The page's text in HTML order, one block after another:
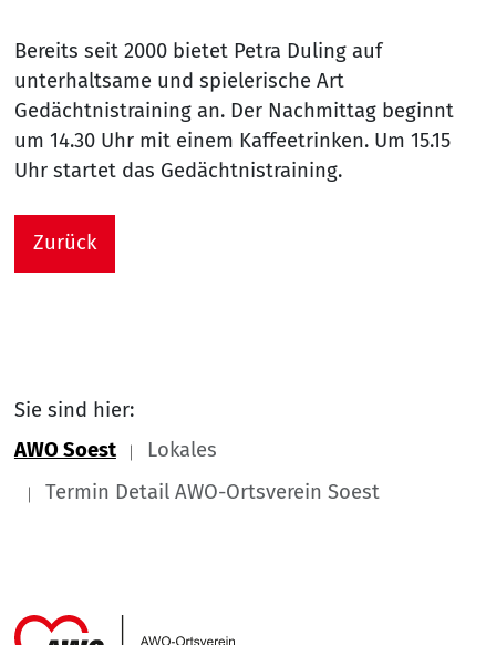
Bereits seit 2000 bietet Petra Duling auf
unterhaltsame und spielerische Art
Gedächtnistraining an. Der Nachmittag beginnt
um 14.30 Uhr mit einem Kaffeetrinken. Um 15.15
Uhr startet das Gedächtnistraining.
Zurück
Sie sind hier:
AWO Soest
Lokales
Termin Detail AWO-Ortsverein Soest